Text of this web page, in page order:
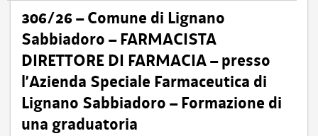
306/26 – Comune di Lignano
Sabbiadoro – FARMACISTA
DIRETTORE DI FARMACIA – presso
l’Azienda Speciale Farmaceutica di
Lignano Sabbiadoro – Formazione di
una graduatoria